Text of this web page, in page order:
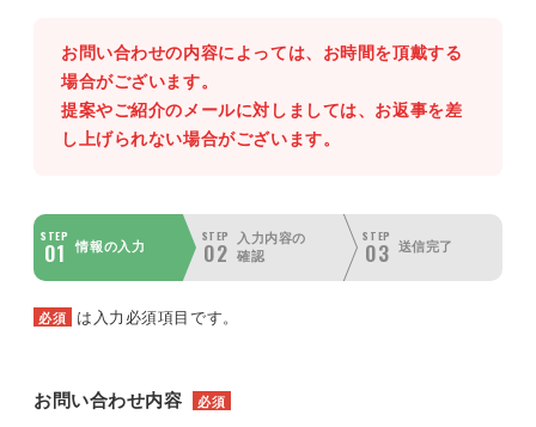
お問い合わせの内容によっては、お時間を頂戴する
場合がございます。
提案やご紹介のメールに対しましては、お返事を差
し上げられない場合がございます。
STEP
01 情報の入力
STEP
02
入力内容の
確認
STEP
03 送信完了
必須 は入力必須項目です。
お問い合わせ内容 必須